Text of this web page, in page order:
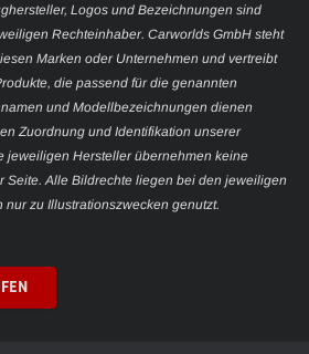
Logos und Bezeichnungen sind
Rechteinhaber. Carworlds GmbH steht
Marken oder Unternehmen und vertreibt
die passend für die genannten
und Modellbezeichnungen dienen
Zuordnung und Identifikation unserer
jeweiligen Hersteller übernehmen keine
Seite. Alle Bildrechte liegen bei den jeweiligen
zu Illustrationszwecken genutzt.